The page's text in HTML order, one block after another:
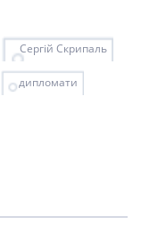
Сергій Скрипаль
дипломати